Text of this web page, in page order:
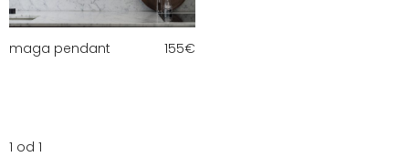
maga pendant 155€
1 od 1